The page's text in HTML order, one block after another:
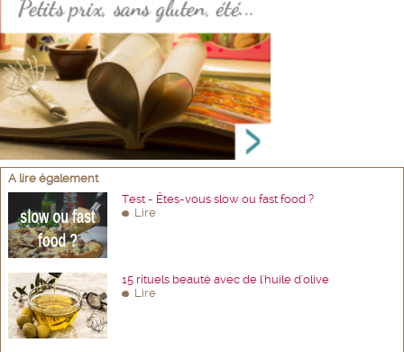
A lire également
Test - Êtes-vous slow ou fast food ?
Lire
15 rituels beauté avec de l'huile d'olive
Lire